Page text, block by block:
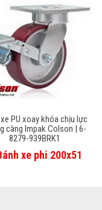
PU xoay khóa chịu lực
càng Impak Colson | 6-
8279-939BRK1
xe phi 200x51